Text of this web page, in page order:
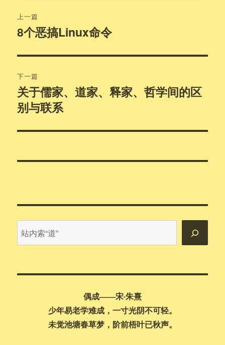
章
航
上一篇
上
文
章：
8个恶搞Linux命令
下一篇
下
篇
章：
关于儒家、道家、释家、哲学间的区
别与联系
内
偶成——宋·朱熹
少年易老学难成，一寸光阴不可轻。
未觉池塘春草梦，阶前梧叶已秋声。